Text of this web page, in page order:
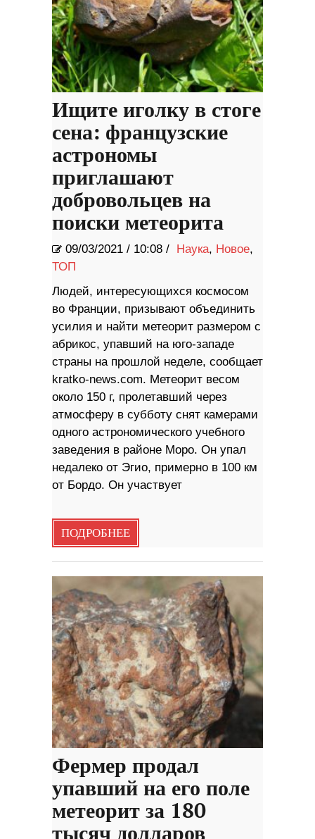
Ищите иголку в стоге
сена: французские
астрономы
приглашают
добровольцев на
поиски метеорита
09/03/2021 / 10:08 / Наука, Новое,
ТОП
Людей, интересующихся космосом
во Франции, призывают объединить
усилия и найти метеорит размером с
абрикос, упавший на юго-западе
страны на прошлой неделе, сообщает
kratko-news.com. Метеорит весом
около 150 г, пролетавший через
атмосферу в субботу снят камерами
одного астрономического учебного
заведения в районе Моро. Он упал
недалеко от Эгио, примерно в 100 км
от Бордо. Он участвует
ПОДРОБНЕЕ
Фермер продал
упавший на его поле
метеорит за 180
тысяч долларов